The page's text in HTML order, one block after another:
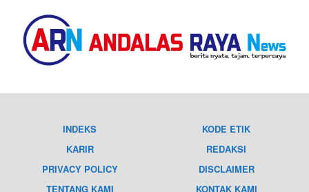
INDEKS
KODE ETIK
KARIR
REDAKSI
PRIVACY POLICY
DISCLAIMER
TENTANG KAMI
KONTAK KAMI